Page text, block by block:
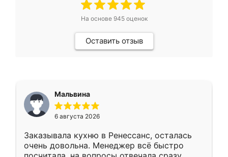
На основе 945оценок
Оставить отзыв
Мальвина
6 августа 2026
Заказывала кухню в Ренессанс, осталась
очень довольна. Менеджер всё быстро